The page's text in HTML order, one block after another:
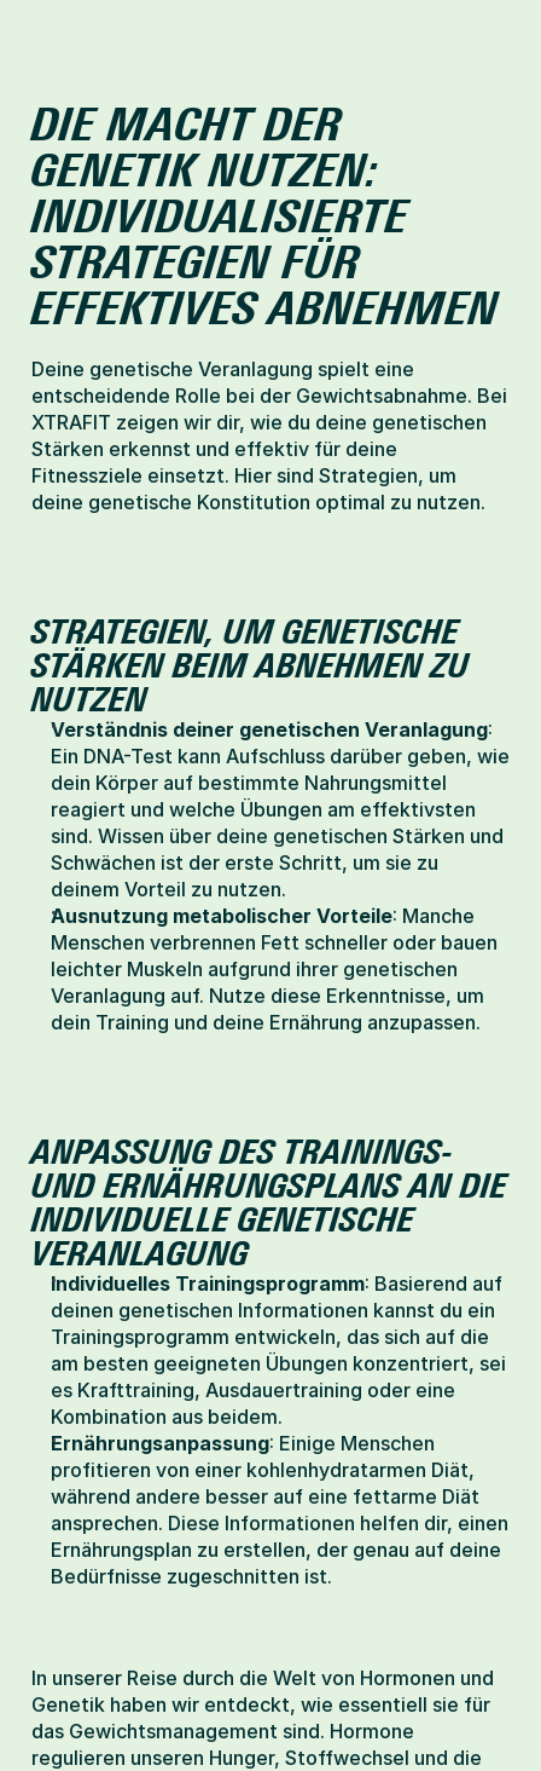
DIE MACHT DER
GENETIK NUTZEN:
INDIVIDUALISIERTE
STRATEGIEN FÜR
EFFEKTIVES ABNEHMEN
Deine genetische Veranlagung spielt eine
entscheidende Rolle bei der Gewichtsabnahme. Bei
XTRAFIT zeigen wir dir, wie du deine genetischen
Stärken erkennst und effektiv für deine
Fitnessziele einsetzt. Hier sind Strategien, um
deine genetische Konstitution optimal zu nutzen.
STRATEGIEN, UM GENETISCHE
STÄRKEN BEIM ABNEHMEN ZU
NUTZEN
Verständnis deiner genetischen Veranlagung:
Ein DNA-Test kann Aufschluss darüber geben, wie
dein Körper auf bestimmte Nahrungsmittel
reagiert und welche Übungen am effektivsten
sind. Wissen über deine genetischen Stärken und
Schwächen ist der erste Schritt, um sie zu
deinem Vorteil zu nutzen.
Ausnutzung metabolischer Vorteile: Manche
Menschen verbrennen Fett schneller oder bauen
leichter Muskeln aufgrund ihrer genetischen
Veranlagung auf. Nutze diese Erkenntnisse, um
dein Training und deine Ernährung anzupassen.
ANPASSUNG DES TRAININGS-
UND ERNÄHRUNGSPLANS AN DIE
INDIVIDUELLE GENETISCHE
VERANLAGUNG
Individuelles Trainingsprogramm: Basierend auf
deinen genetischen Informationen kannst du ein
Trainingsprogramm entwickeln, das sich auf die
am besten geeigneten Übungen konzentriert, sei
es Krafttraining, Ausdauertraining oder eine
Kombination aus beidem.
Ernährungsanpassung: Einige Menschen
profitieren von einer kohlenhydratarmen Diät,
während andere besser auf eine fettarme Diät
ansprechen. Diese Informationen helfen dir, einen
Ernährungsplan zu erstellen, der genau auf deine
Bedürfnisse zugeschnitten ist.
In unserer Reise durch die Welt von Hormonen und
Genetik haben wir entdeckt, wie essentiell sie für
das Gewichtsmanagement sind. Hormone
regulieren unseren Hunger, Stoffwechsel und die